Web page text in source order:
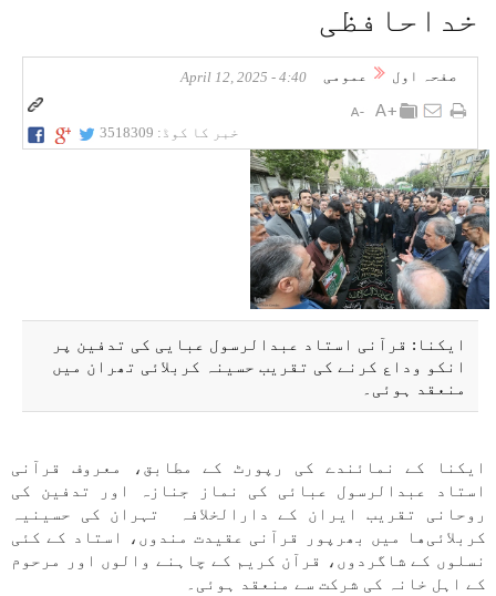
خداحافظی
صفحہ اول عمومی 4:40 - April 12, 2025
خبر کا کوڈ: 3518309
ایکنا: قرآنی استاد عبدالرسول عبایی کی تدفین پر
انکو وداع کرنے کی تقریب حسینہ کربلائی تھران میں
منعقد ہوئی۔
ایکنا کے نمائندے کی رپورٹ کے مطابق، معروف قرآنی
استاد عبدالرسول عبائی کی نماز جنازہ اور تدفین کی
روحانی تقریب ایران کے دارالخلافہ تہران کی حسینیہ
کربلائی‌ها میں بھرپور قرآنی عقیدت مندوں، استاد کے کئی
نسلوں کے شاگردوں، قرآن کریم کے چاہنے والوں اور مرحوم
کے اہل خانہ کی شرکت سے منعقد ہوئی۔